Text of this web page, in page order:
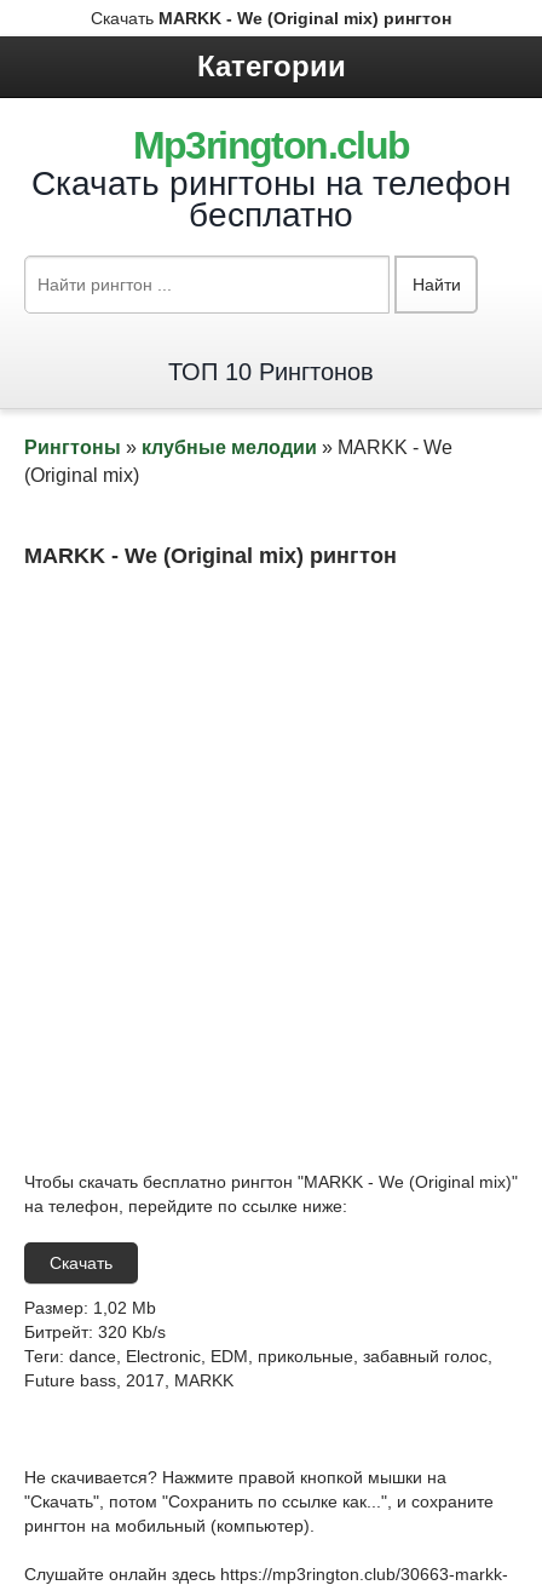
Скачать MARKK - We (Original mix) рингтон
Категории
Mp3rington.club
Скачать рингтоны на телефон
бесплатно
Найти
ТОП 10 Рингтонов
Рингтоны » клубные мелодии » MARKK - We
(Original mix)
MARKK - We (Original mix) рингтон
Чтобы скачать бесплатно рингтон "MARKK - We (Original mix)"
на телефон, перейдите по ссылке ниже:
Скачать
Размер: 1,02 Mb
Битрейт: 320 Kb/s
Теги: dance, Electronic, EDM, прикольные, забавный голос,
Future bass, 2017, MARKK
Не скачивается? Нажмите правой кнопкой мышки на
"Скачать", потом "Сохранить по ссылке как...", и сохраните
рингтон на мобильный (компьютер).
Слушайте онлайн здесь https://mp3rington.club/30663-markk-